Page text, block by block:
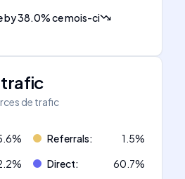
by38.0%ce mois-ci
trafic
de trafic
% Referrals: 1.5%
% Direct: 60.7%